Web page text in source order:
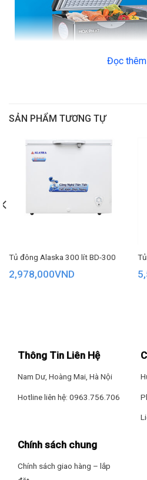
Công
suất tiêu
thụ
122W
Thiết kế hiện đại, hài hòa với mọi
Tủ đông Hòa Phát 205 lít HCF
vuông vức, tối giản, tông màu
phù hợp với mọi không gian. Sản
mở vali có 1 ngăn đông, 1 ngăn
cá, kem, đồ đông lạnh và rau quả
nhu cầu bảo quản của gia đình
Đọc thêm
SẢN PHẨM TƯƠNG TỰ
Tủ đông Alaska 300 lít BD-300
2,978,000VND
Thông Tin Liên Hệ
Nam Dư, Hoàng Mai, Hà Nội
Hotline liên hệ: 0963.756.706
Chính sách chung
Chính sách giao hàng – lắp